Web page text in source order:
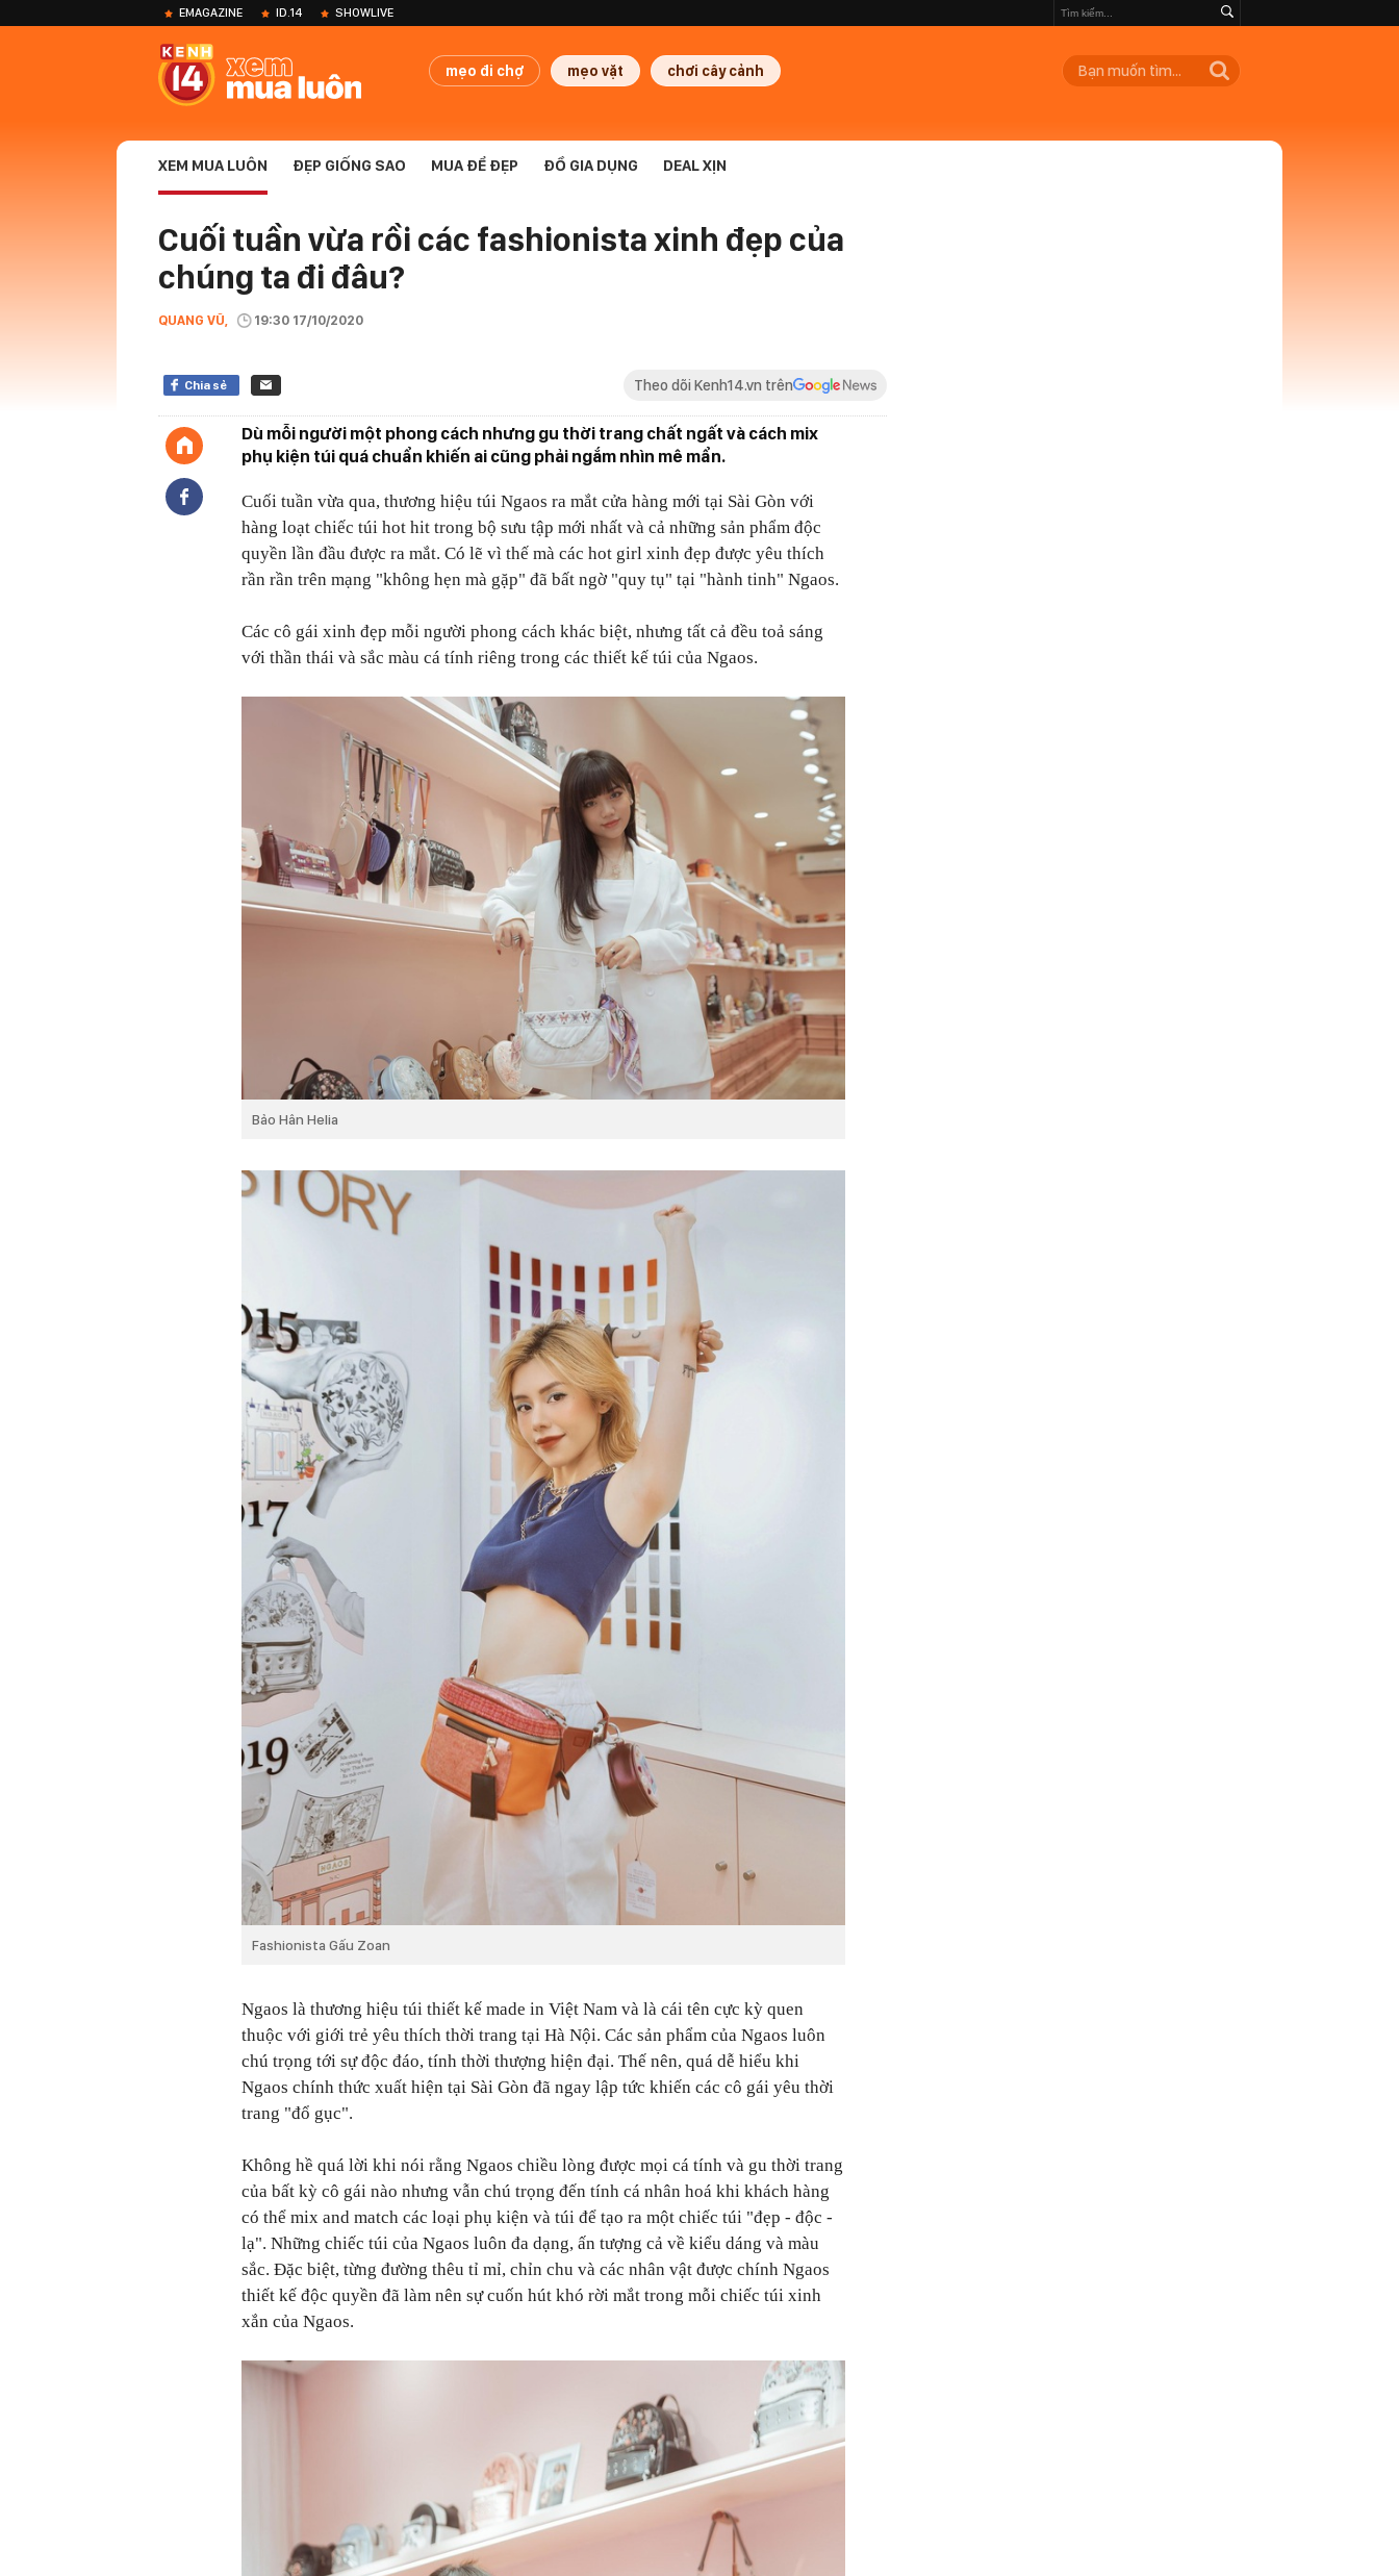
EMAGAZINE ID.14 SHOWLIVE
mẹo đi chợ mẹo vặt chơi cây cảnh
XEM MUA LUÔN ĐẸP GIỐNG SAO MUA ĐỂ ĐẸP ĐỒ GIA DỤNG DEAL XỊN
Cuối tuần vừa rồi các fashionista xinh đẹp của
chúng ta đi đâu?
QUANG VŨ, 19:30 17/10/2020
Chia sẻ Theo dõi Kenh14.vn trên
Dù mỗi người một phong cách nhưng gu thời trang chất ngất và cách mix
phụ kiện túi quá chuẩn khiến ai cũng phải ngắm nhìn mê mẩn.
Cuối tuần vừa qua, thương hiệu túi Ngaos ra mắt cửa hàng mới tại Sài Gòn với
hàng loạt chiếc túi hot hit trong bộ sưu tập mới nhất và cả những sản phẩm độc
quyền lần đầu được ra mắt. Có lẽ vì thế mà các hot girl xinh đẹp được yêu thích
rần rần trên mạng "không hẹn mà gặp" đã bất ngờ "quy tụ" tại "hành tinh" Ngaos.
Các cô gái xinh đẹp mỗi người phong cách khác biệt, nhưng tất cả đều toả sáng
với thần thái và sắc màu cá tính riêng trong các thiết kế túi của Ngaos.
Bảo Hân Helia
Fashionista Gấu Zoan
Ngaos là thương hiệu túi thiết kế made in Việt Nam và là cái tên cực kỳ quen
thuộc với giới trẻ yêu thích thời trang tại Hà Nội. Các sản phẩm của Ngaos luôn
chú trọng tới sự độc đáo, tính thời thượng hiện đại. Thế nên, quá dễ hiểu khi
Ngaos chính thức xuất hiện tại Sài Gòn đã ngay lập tức khiến các cô gái yêu thời
trang "đổ gục".
Không hề quá lời khi nói rằng Ngaos chiều lòng được mọi cá tính và gu thời trang
của bất kỳ cô gái nào nhưng vẫn chú trọng đến tính cá nhân hoá khi khách hàng
có thể mix and match các loại phụ kiện và túi để tạo ra một chiếc túi "đẹp - độc -
lạ". Những chiếc túi của Ngaos luôn đa dạng, ấn tượng cả về kiểu dáng và màu
sắc. Đặc biệt, từng đường thêu tỉ mỉ, chỉn chu và các nhân vật được chính Ngaos
thiết kế độc quyền đã làm nên sự cuốn hút khó rời mắt trong mỗi chiếc túi xinh
xắn của Ngaos.